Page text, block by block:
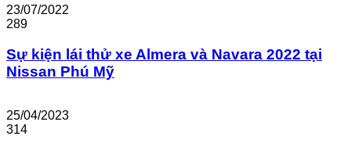
23/07/2022
289
Sự kiện lái thử xe Almera và Navara 2022 tại
Nissan Phú Mỹ
25/04/2023
314